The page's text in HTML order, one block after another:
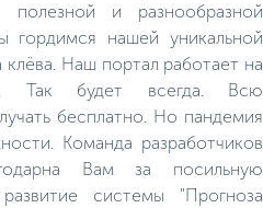
полезной и разнообразной
нашей уникальной
Наш портал работает на
Так будет всегда. Всю
бесплатно. Но пандемия
Команда разработчиков
Вам за посильную
системы "Прогноза